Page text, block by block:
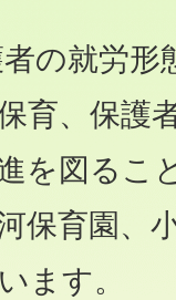
の就労形
育、保護
を図るこ
保育園、
ます。